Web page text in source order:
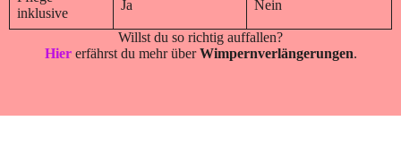
inklusive
Ja Nein
Willst du so richtig auffallen?
Hiererfährst du mehr überWimpernverlängerungen.